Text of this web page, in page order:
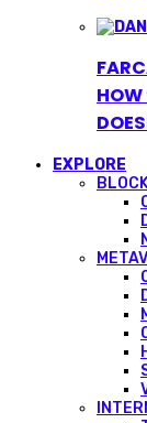
HOW
EXPLORE